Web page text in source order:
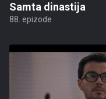
Samta dinastija
88. epizode